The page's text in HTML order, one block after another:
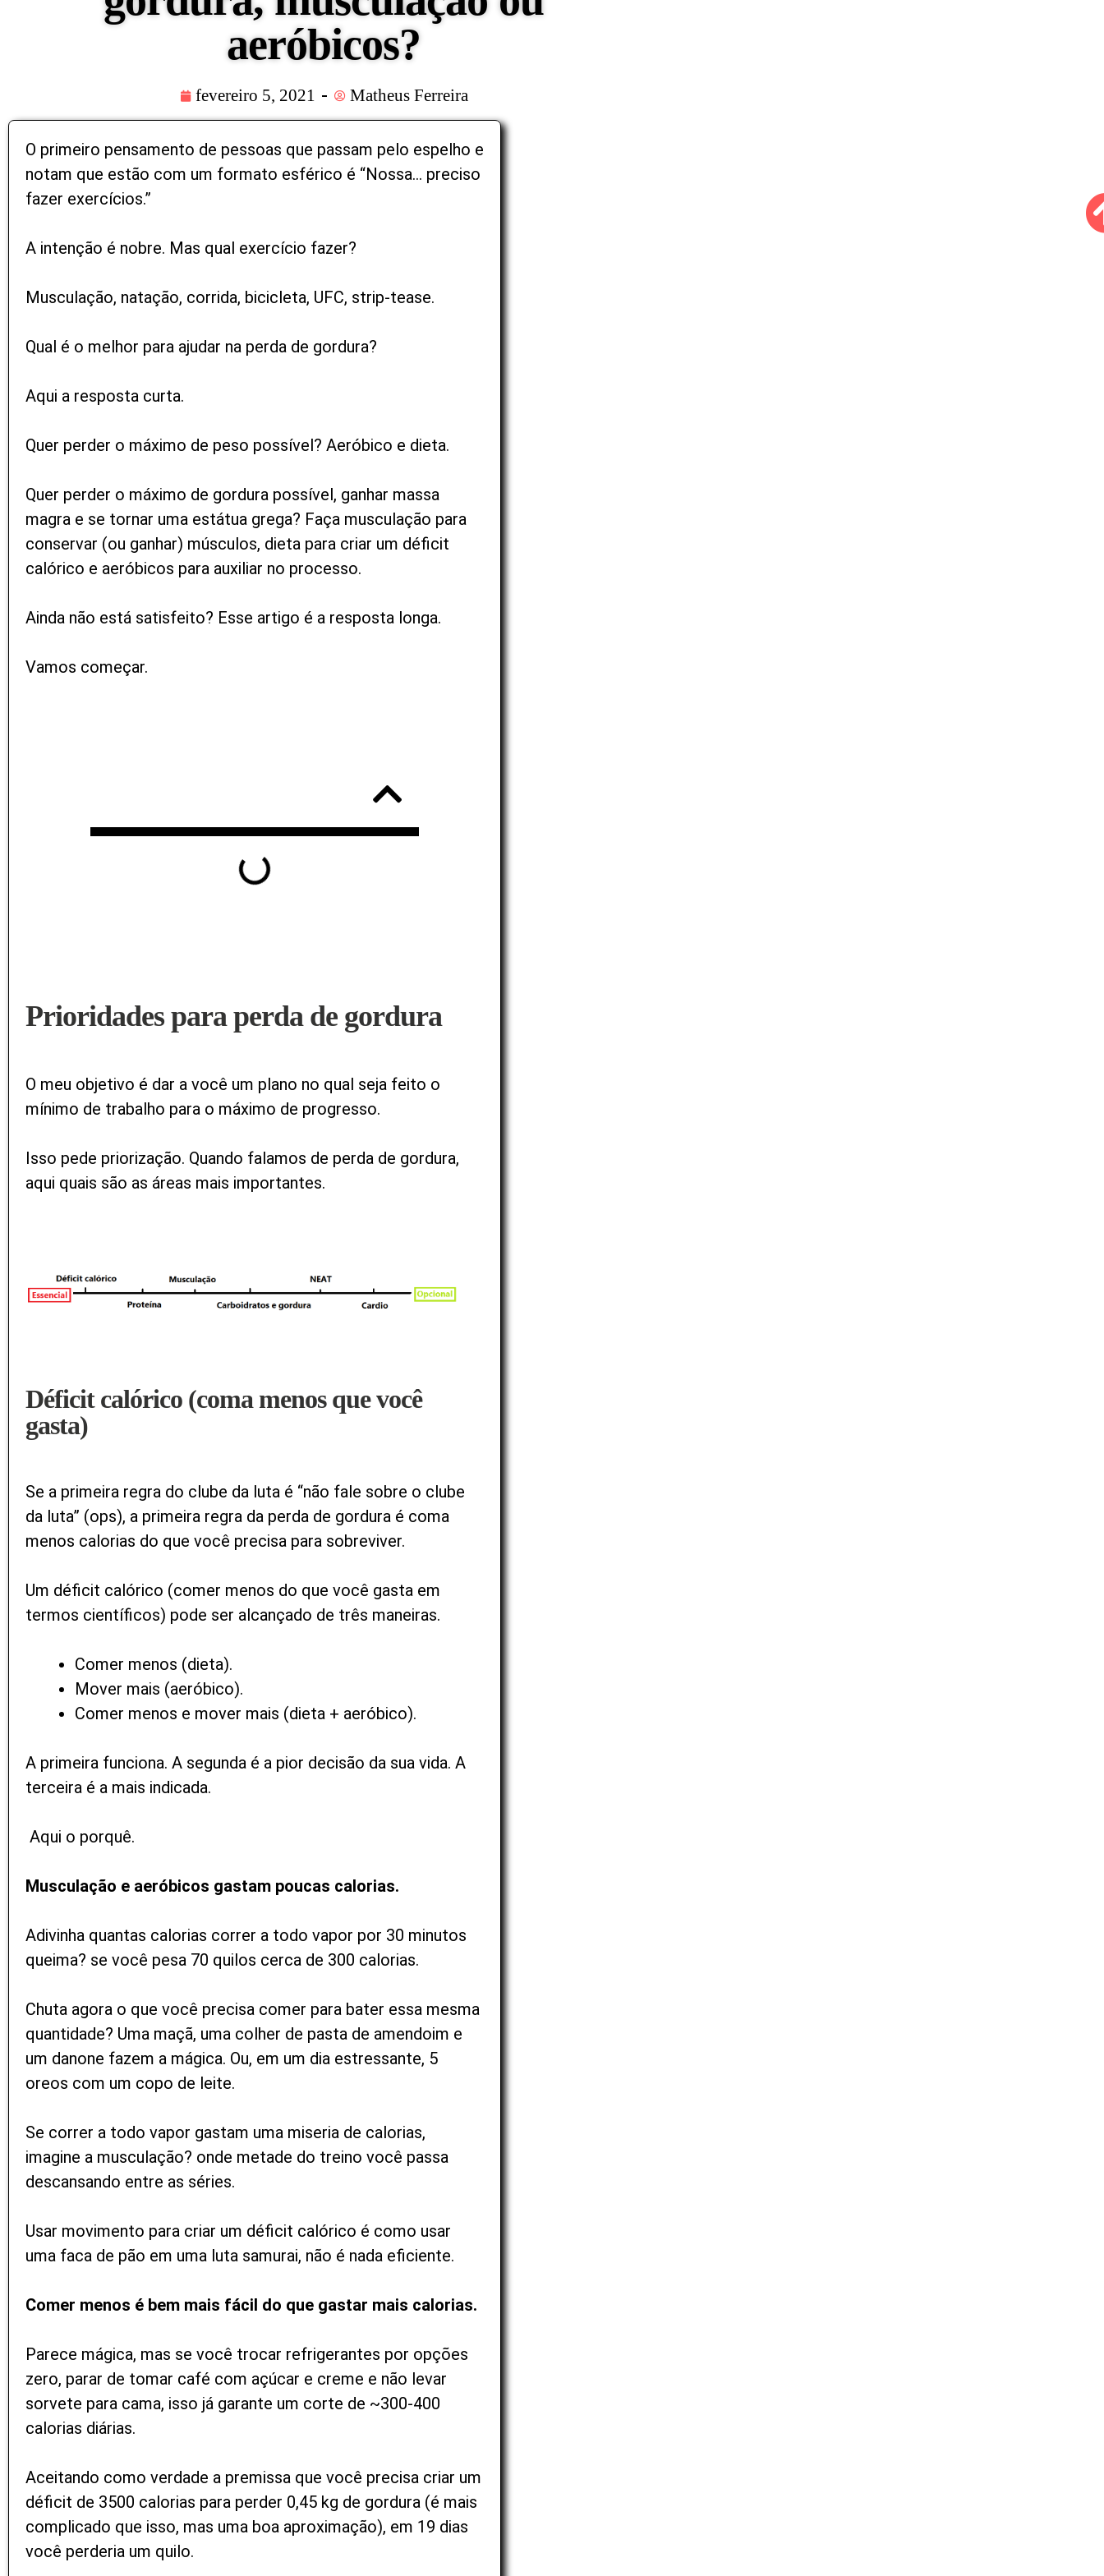
aeróbicos?
fevereiro 5, 2021 Matheus Ferreira
O primeiro pensamento de pessoas que passam pelo espelho e
notam que estão com um formato esférico é “Nossa… preciso
fazer exercícios.”
A intenção é nobre. Mas qual exercício fazer?
Musculação, natação, corrida, bicicleta, UFC, strip-tease.
Qual é o melhor para ajudar na perda de gordura?
Aqui a resposta curta.
Quer perder o máximo de peso possível? Aeróbico e dieta.
Quer perder o máximo de gordura possível, ganhar massa
magra e se tornar uma estátua grega? Faça musculação para
conservar (ou ganhar) músculos, dieta para criar um déficit
calórico e aeróbicos para auxiliar no processo.
Ainda não está satisfeito? Esse artigo é a resposta longa.
Vamos começar.
Prioridades para perda de gordura
O meu objetivo é dar a você um plano no qual seja feito o
mínimo de trabalho para o máximo de progresso.
Isso pede priorização. Quando falamos de perda de gordura,
aqui quais são as áreas mais importantes.
Déficit calórico (coma menos que você
gasta)
Se a primeira regra do clube da luta é “não fale sobre o clube
da luta” (ops), a primeira regra da perda de gordura é coma
menos calorias do que você precisa para sobreviver.
Um déficit calórico (comer menos do que você gasta em
termos científicos) pode ser alcançado de três maneiras.
Comer menos (dieta).
Mover mais (aeróbico).
Comer menos e mover mais (dieta + aeróbico).
A primeira funciona. A segunda é a pior decisão da sua vida. A
terceira é a mais indicada.
Aqui o porquê.
Musculação e aeróbicos gastam poucas calorias.
Adivinha quantas calorias correr a todo vapor por 30 minutos
queima? se você pesa 70 quilos cerca de 300 calorias.
Chuta agora o que você precisa comer para bater essa mesma
quantidade? Uma maçã, uma colher de pasta de amendoim e
um danone fazem a mágica. Ou, em um dia estressante, 5
oreos com um copo de leite.
Se correr a todo vapor gastam uma miseria de calorias,
imagine a musculação? onde metade do treino você passa
descansando entre as séries.
Usar movimento para criar um déficit calórico é como usar
uma faca de pão em uma luta samurai, não é nada eficiente.
Comer menos é bem mais fácil do que gastar mais calorias.
Parece mágica, mas se você trocar refrigerantes por opções
zero, parar de tomar café com açúcar e creme e não levar
sorvete para cama, isso já garante um corte de ~300-400
calorias diárias.
Aceitando como verdade a premissa que você precisa criar um
déficit de 3500 calorias para perder 0,45 kg de gordura (é mais
complicado que isso, mas uma boa aproximação), em 19 dias
você perderia um quilo.